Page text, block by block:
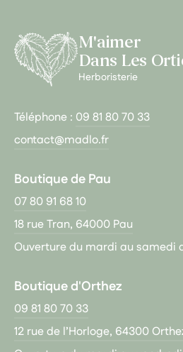
M'aimer
Dans Les
Herboristerie
Téléphone : 09 81 80 70 33
contact@madlo.fr
Boutique de Pau
07 80 91 68 10
18 rue Tran, 64000 Pau
Ouverture du mardi au samedi
Boutique d'Orthez
09 81 80 70 33
12 rue de l’Horloge, 64300